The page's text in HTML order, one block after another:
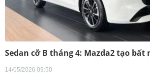
Sedan cỡ B tháng 4: Mazda2 tạo bất
14/05/2026 09:50